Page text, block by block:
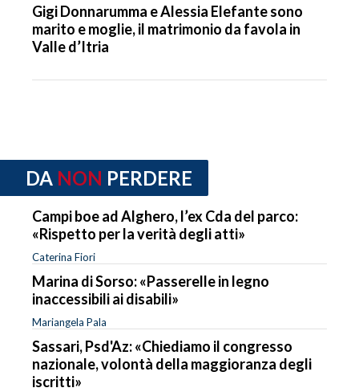
Gigi Donnarumma e Alessia Elefante sono
marito e moglie, il matrimonio da favola in
Valle d’Itria
DA NON PERDERE
Campi boe ad Alghero, l’ex Cda del parco:
«Rispetto per la verità degli atti»
Caterina Fiori
Marina di Sorso: «Passerelle in legno
inaccessibili ai disabili»
Mariangela Pala
Sassari, Psd'Az: «Chiediamo il congresso
nazionale, volontà della maggioranza degli
iscritti»